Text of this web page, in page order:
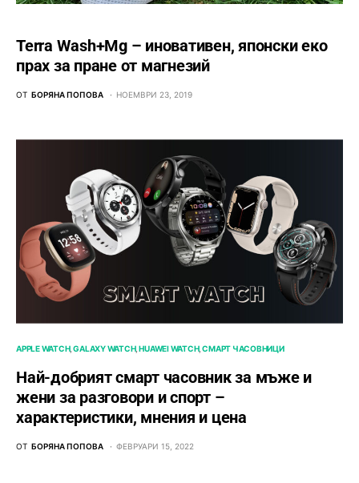
Terra Wash+Mg – иновативен, японски еко
прах за пране от магнезий
ОТ БОРЯНА ПОПОВА НОЕМВРИ 23, 2019
APPLE WATCH GALAXY WATCH HUAWEI WATCH СМАРТ ЧАСОВНИЦИ
Най-добрият смарт часовник за мъже и
жени за разговори и спорт –
характеристики, мнения и цена
ОТ БОРЯНА ПОПОВА ФЕВРУАРИ 15, 2022